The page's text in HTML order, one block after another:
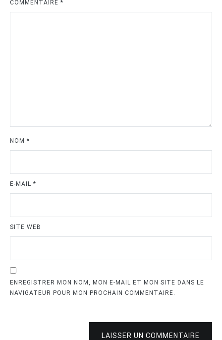
COMMENTAIRE *
NOM *
E-MAIL *
SITE WEB
ENREGISTRER MON NOM, MON E-MAIL ET MON SITE DANS LE
NAVIGATEUR POUR MON PROCHAIN COMMENTAIRE.
LAISSER UN COMMENTAIRE